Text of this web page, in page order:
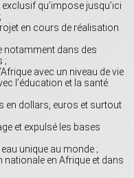
qu’impose jusqu’ici
en cours de réalisation
notamment dans des
;
avec un niveau de vie
l’éducation et la santé
en dollars, euros et surtout
et expulsé les bases
unique au monde ;
nationale en Afrique et dans